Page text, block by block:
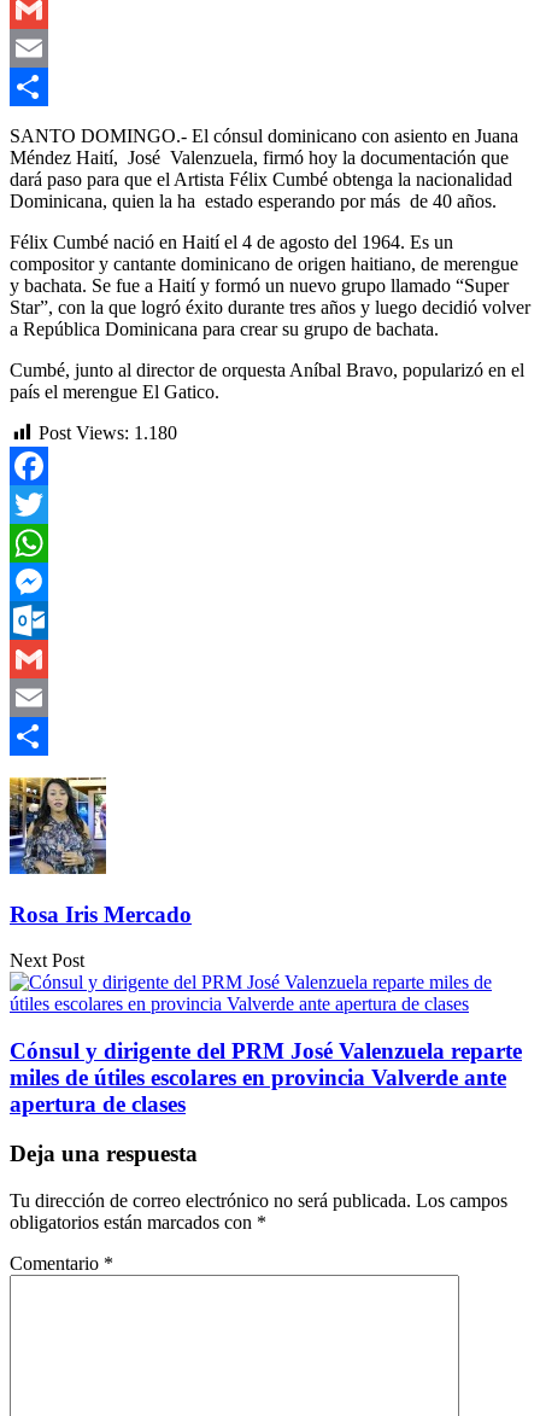
Outlook.com
Gmail
Email
Compartir
SANTO DOMINGO.- El cónsul dominicano con asiento en Juana
Méndez Haití, José Valenzuela, firmó hoy la documentación que
dará paso para que el Artista Félix Cumbé obtenga la nacionalidad
Dominicana, quien la ha estado esperando por más de 40 años.
Félix Cumbé nació en Haití el 4 de agosto del 1964. Es un
compositor y cantante dominicano de origen haitiano, de merengue
y bachata. Se fue a Haití y formó un nuevo grupo llamado “Super
Star”, con la que logró éxito durante tres años y luego decidió volver
a República Dominicana para crear su grupo de bachata.
Cumbé, junto al director de orquesta Aníbal Bravo, popularizó en el
país el merengue El Gatico.
Post Views: 1.180
Facebook
Twitter
WhatsApp
Messenger
Outlook.com
Gmail
Email
Compartir
Rosa Iris Mercado
Next Post
Cónsul y dirigente del PRM José Valenzuela reparte
miles de útiles escolares en provincia Valverde ante
apertura de clases
Deja una respuesta
Tu dirección de correo electrónico no será publicada. Los campos
obligatorios están marcados con *
Comentario *